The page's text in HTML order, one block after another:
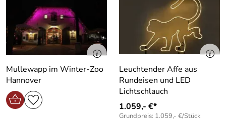
Mullewapp im Winter-Zoo
Hannover
Leuchtender Affe aus
Rundeisen und LED
Lichtschlauch
1.059,- €*
Grundpreis: 1.059,- €/Stück